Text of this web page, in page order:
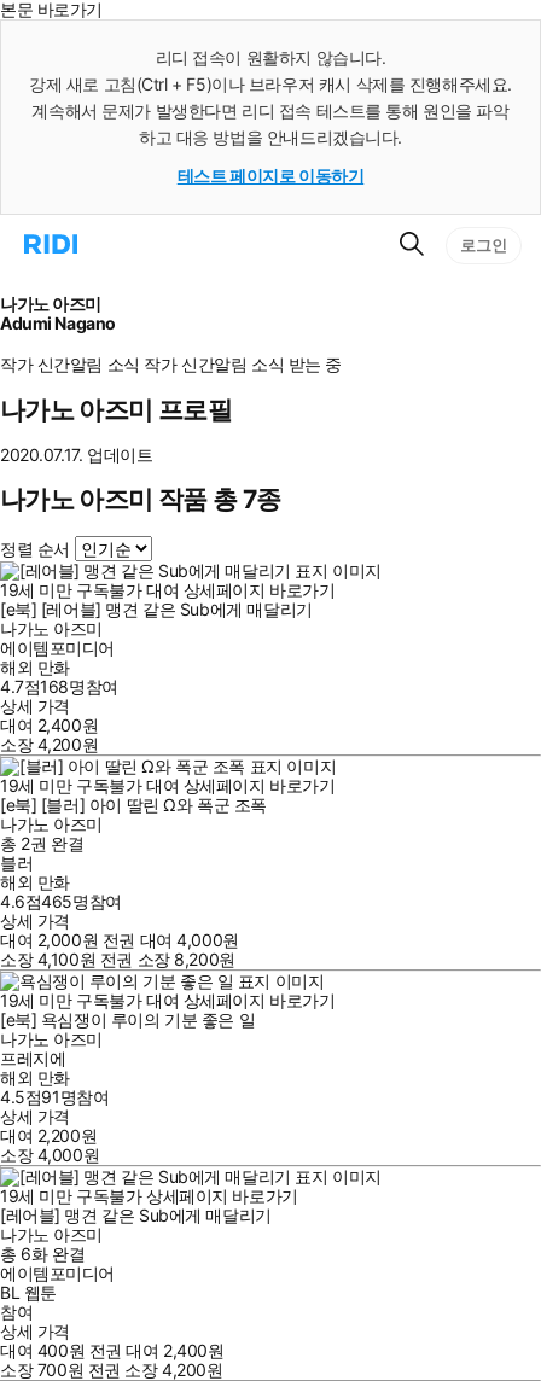
본문 바로가기
리디 접속이 원활하지 않습니다.
강제 새로 고침(Ctrl + F5)이나 브라우저 캐시 삭제를 진행해주세요.
계속해서 문제가 발생한다면 리디 접속 테스트를 통해 원인을 파악
하고 대응 방법을 안내드리겠습니다.
테스트 페이지로 이동하기
리
으
로
동
검
로그인
나가노 아즈미
Adumi Nagano
작가 신간알림 소식 작가 신간알림 소식 받는 중
나가노 아즈미 프로필
2020.07.17. 업데이트
나가노 아즈미 작품 총 7종
정렬 순서
19세 미만 구독불가 대여 상세페이지 바로가기
[e북] [레어블] 맹견 같은 Sub에게 매달리기
나가노 아즈미
에이템포미디어
해외 만화
4.7점168명참여
상세 가격
대여 2,400원
소장4,200원
19세 미만 구독불가 대여 상세페이지 바로가기
[e북] [블러] 아이 딸린 Ω와 폭군 조폭
나가노 아즈미
총 2권 완결
블러
해외 만화
4.6점465명참여
상세 가격
대여 2,000원 전권 대여4,000원
소장4,100원 전권 소장 8,200원
19세 미만 구독불가 대여 상세페이지 바로가기
[e북] 욕심쟁이 루이의 기분 좋은 일
나가노 아즈미
프레지에
해외 만화
4.5점91명참여
상세 가격
대여 2,200원
소장4,000원
19세 미만 구독불가 상세페이지 바로가기
[레어블] 맹견 같은 Sub에게 매달리기
나가노 아즈미
총 6화 완결
에이템포미디어
BL 웹툰
참여
상세 가격
대여 400원 전권 대여 2,400원
소장700원 전권 소장4,200원